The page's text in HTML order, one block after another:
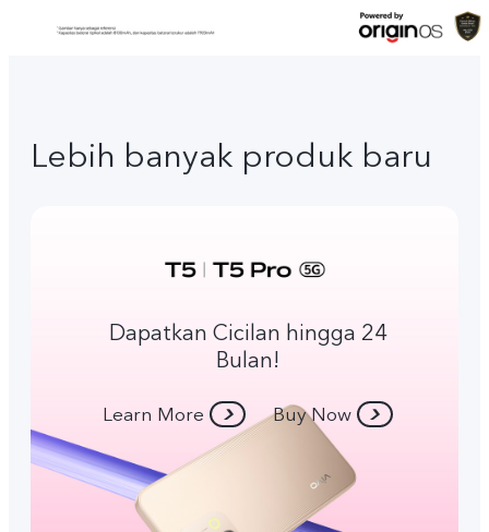
Lebih banyak produk baru
Dapatkan Cicilan hingga 24
Bulan!
Learn More Buy Now